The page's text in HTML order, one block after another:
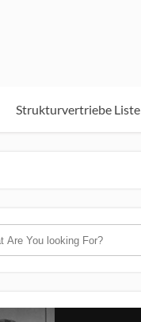
Strukturvertriebe Liste